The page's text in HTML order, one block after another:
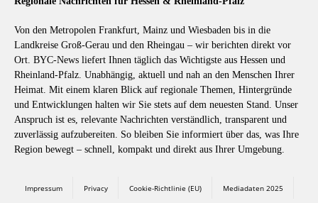
Von den Metropolen Frankfurt, Mainz und Wiesbaden bis in die
Landkreise Groß-Gerau und den Rheingau – wir berichten direkt vor
Ort. BYC-News liefert Ihnen täglich das Wichtigste aus Hessen und
Rheinland-Pfalz. Unabhängig, aktuell und nah an den Menschen Ihrer
Heimat. Mit einem klaren Blick auf regionale Themen, Hintergründe
und Entwicklungen halten wir Sie stets auf dem neuesten Stand. Unser
Anspruch ist es, relevante Nachrichten verständlich, transparent und
zuverlässig aufzubereiten. So bleiben Sie informiert über das, was Ihre
Region bewegt – schnell, kompakt und direkt aus Ihrer Umgebung.
Impressum Privacy Cookie-Richtlinie (EU) Mediadaten 2025